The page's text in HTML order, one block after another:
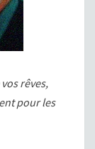
rêves,
pour les